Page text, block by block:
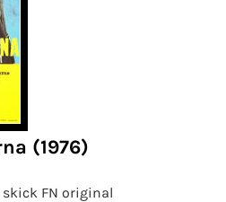
(1976)
FN original